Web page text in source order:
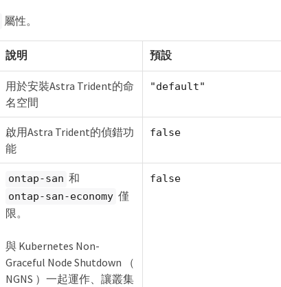
屬性。
說明 預設
用於安裝Astra Trident的命
名空間
"default"
啟用Astra Trident的偵錯功
能
false
ontap-san 和
ontap-san-economy 僅
限。
與 Kubernetes Non-
Graceful Node Shutdown （
NGNS ）一起運作、讓叢集
false